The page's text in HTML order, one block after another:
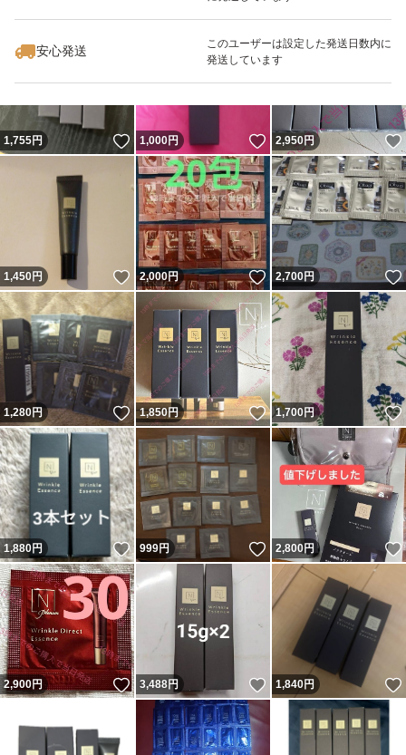
安心発送
このユーザーは設定した発送日数内に
発送しています
いいね！
700
1,755円 いいね！
1,000円 いいね！
2,950円
1,450円 いいね！
2,000円 いいね！
2,700円
1,280円 いいね！
1,850円 いいね！
1,700円
1,880円 いいね！
999円 いいね！
2,800円
2,900円 いいね！
3,488円 いいね！
1,840円